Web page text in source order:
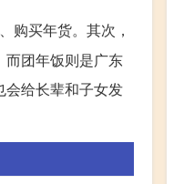
购买年货。其次，
而团年饭则是广东
会给长辈和子女发